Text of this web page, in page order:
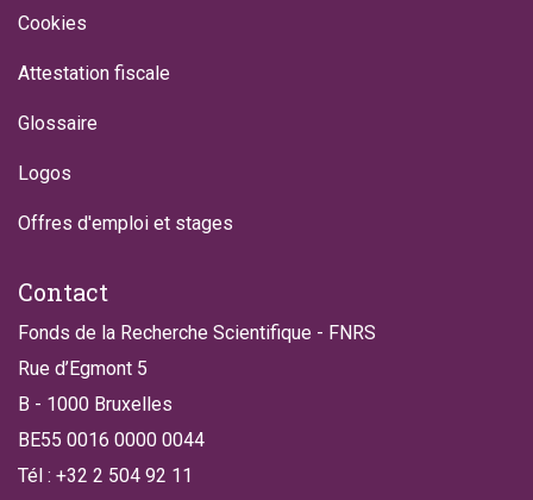
Cookies
Attestation fiscale
Glossaire
Logos
Offres d'emploi et stages
Contact
Fonds de la Recherche Scientifique - FNRS
Rue d’Egmont 5
B - 1000 Bruxelles
BE55 0016 0000 0044
Tél : +32 2 504 92 11